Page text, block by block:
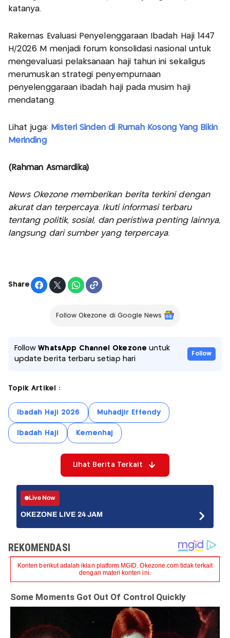
katanya.
Rakernas Evaluasi Penyelenggaraan Ibadah Haji 1447
H/2026 M menjadi forum konsolidasi nasional untuk
mengevaluasi pelaksanaan haji tahun ini sekaligus
merumuskan strategi penyempurnaan
penyelenggaraan ibadah haji pada musim haji
mendatang.
Lihat juga: Misteri Sinden di Rumah Kosong Yang Bikin
Merinding
(Rahman Asmardika)
News Okezone memberikan berita terkini dengan
akurat dan terpercaya. Ikuti informasi terbaru
tentang politik, sosial, dan peristiwa penting lainnya,
langsung dari sumber yang terpercaya.
Share
Follow Okezone di Google News
FollowWhatsApp Channel Okezone untuk
update berita terbaru setiap hari
Follow
Topik Artikel :
Ibadah Haji 2026 Muhadjir Effendy
Ibadah Haji Kemenhaj
Lihat Berita Terkait
Live Now
OKEZONE LIVE 24 JAM